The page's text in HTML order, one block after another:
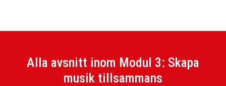
Alla avsnitt inom Modul 3: Skapa
musik tillsammans